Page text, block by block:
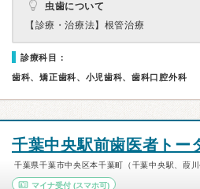
虫歯について
【診療・治療法】 根管治療
診療科目：
歯科、矯正歯科、小児歯科、歯科口腔外科
千葉中央駅前歯医者トー
千葉県千葉市中央区本千葉町（千葉中央駅、葭川
マイナ受付 (スマホ可)